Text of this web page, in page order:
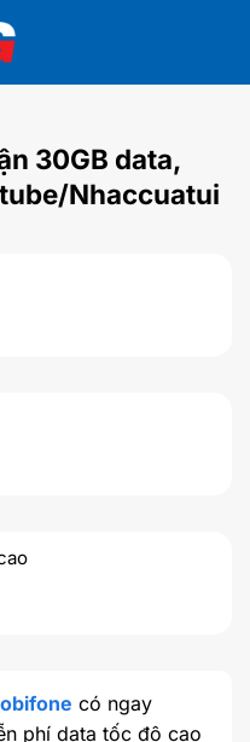
30GB data,
Nhaccuatui
có ngay
phí data tốc độ cao